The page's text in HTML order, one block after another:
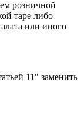
розничной
таре либо
или иного
11" заменить